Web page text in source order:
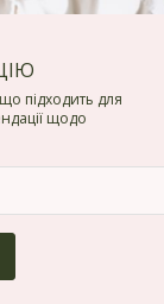
підходить для
щодо